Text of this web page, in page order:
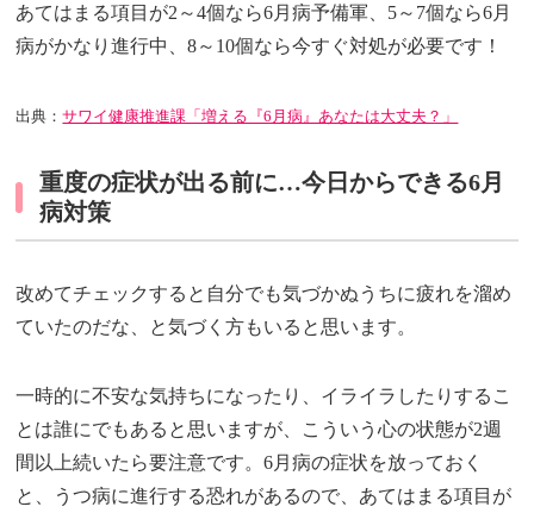
あてはまる項目が2～4個なら6月病予備軍、5～7個なら6月
病がかなり進行中、8～10個なら今すぐ対処が必要です！
出典：サワイ健康推進課「増える『6月病』あなたは大丈夫？」
重度の症状が出る前に…今日からできる6月
病対策
改めてチェックすると自分でも気づかぬうちに疲れを溜め
ていたのだな、と気づく方もいると思います。
一時的に不安な気持ちになったり、イライラしたりするこ
とは誰にでもあると思いますが、こういう心の状態が2週
間以上続いたら要注意です。6月病の症状を放っておく
と、うつ病に進行する恐れがあるので、あてはまる項目が